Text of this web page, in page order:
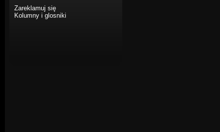
Zareklamuj się
Kolumny i glosniki